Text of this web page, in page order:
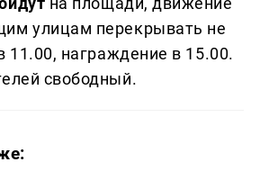
улицам перекрывать не
11.00, награждение в 15.00.
свободный.